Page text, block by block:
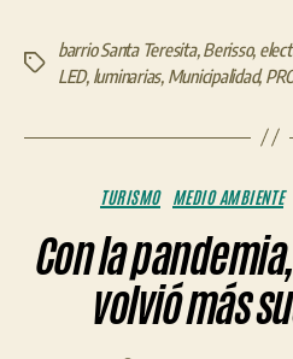
Etiquetas
barrio Santa Teresita, Berisso,
LED, luminarias, Municipalidad,
TURISMO MEDIO AMBIENTE
Con la
volvió más